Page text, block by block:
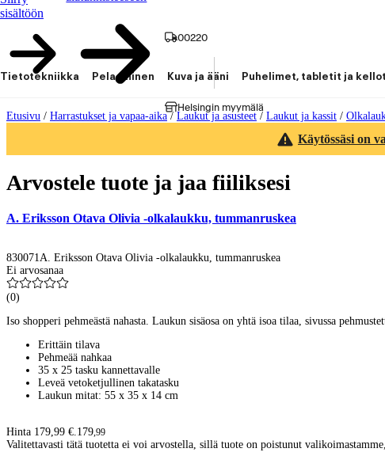
sisältöön
00220
Helsingin myymälä
Tietotekniikka Pelaaminen Kuva ja ääni Puhelimet, tabletit ja kellot
Etusivu / Harrastukset ja vapaa-aika/Laukut ja asusteet / Laukut ja kassit /
Käytössäsi on
Arvostele tuote ja jaa fiiliksesi
A. Eriksson Otava Olivia -olkalaukku, tummanruskea
830071A. Eriksson Otava Olivia -olkalaukku, tummanruskea
Ei arvosanaa
(0)
Iso shopperi pehmeästä nahasta. Laukun sisäosa on yhtä isoa tilaa, sivussa
Erittäin tilava
Pehmeää nahkaa
35 x 25 tasku kannettavalle
Leveä vetoketjullinen takatasku
Laukun mitat: 55 x 35 x 14 cm
Hinta 179,99 €.179,99
Valitettavasti tätä tuotetta ei voi arvostella, sillä tuote on poistunut